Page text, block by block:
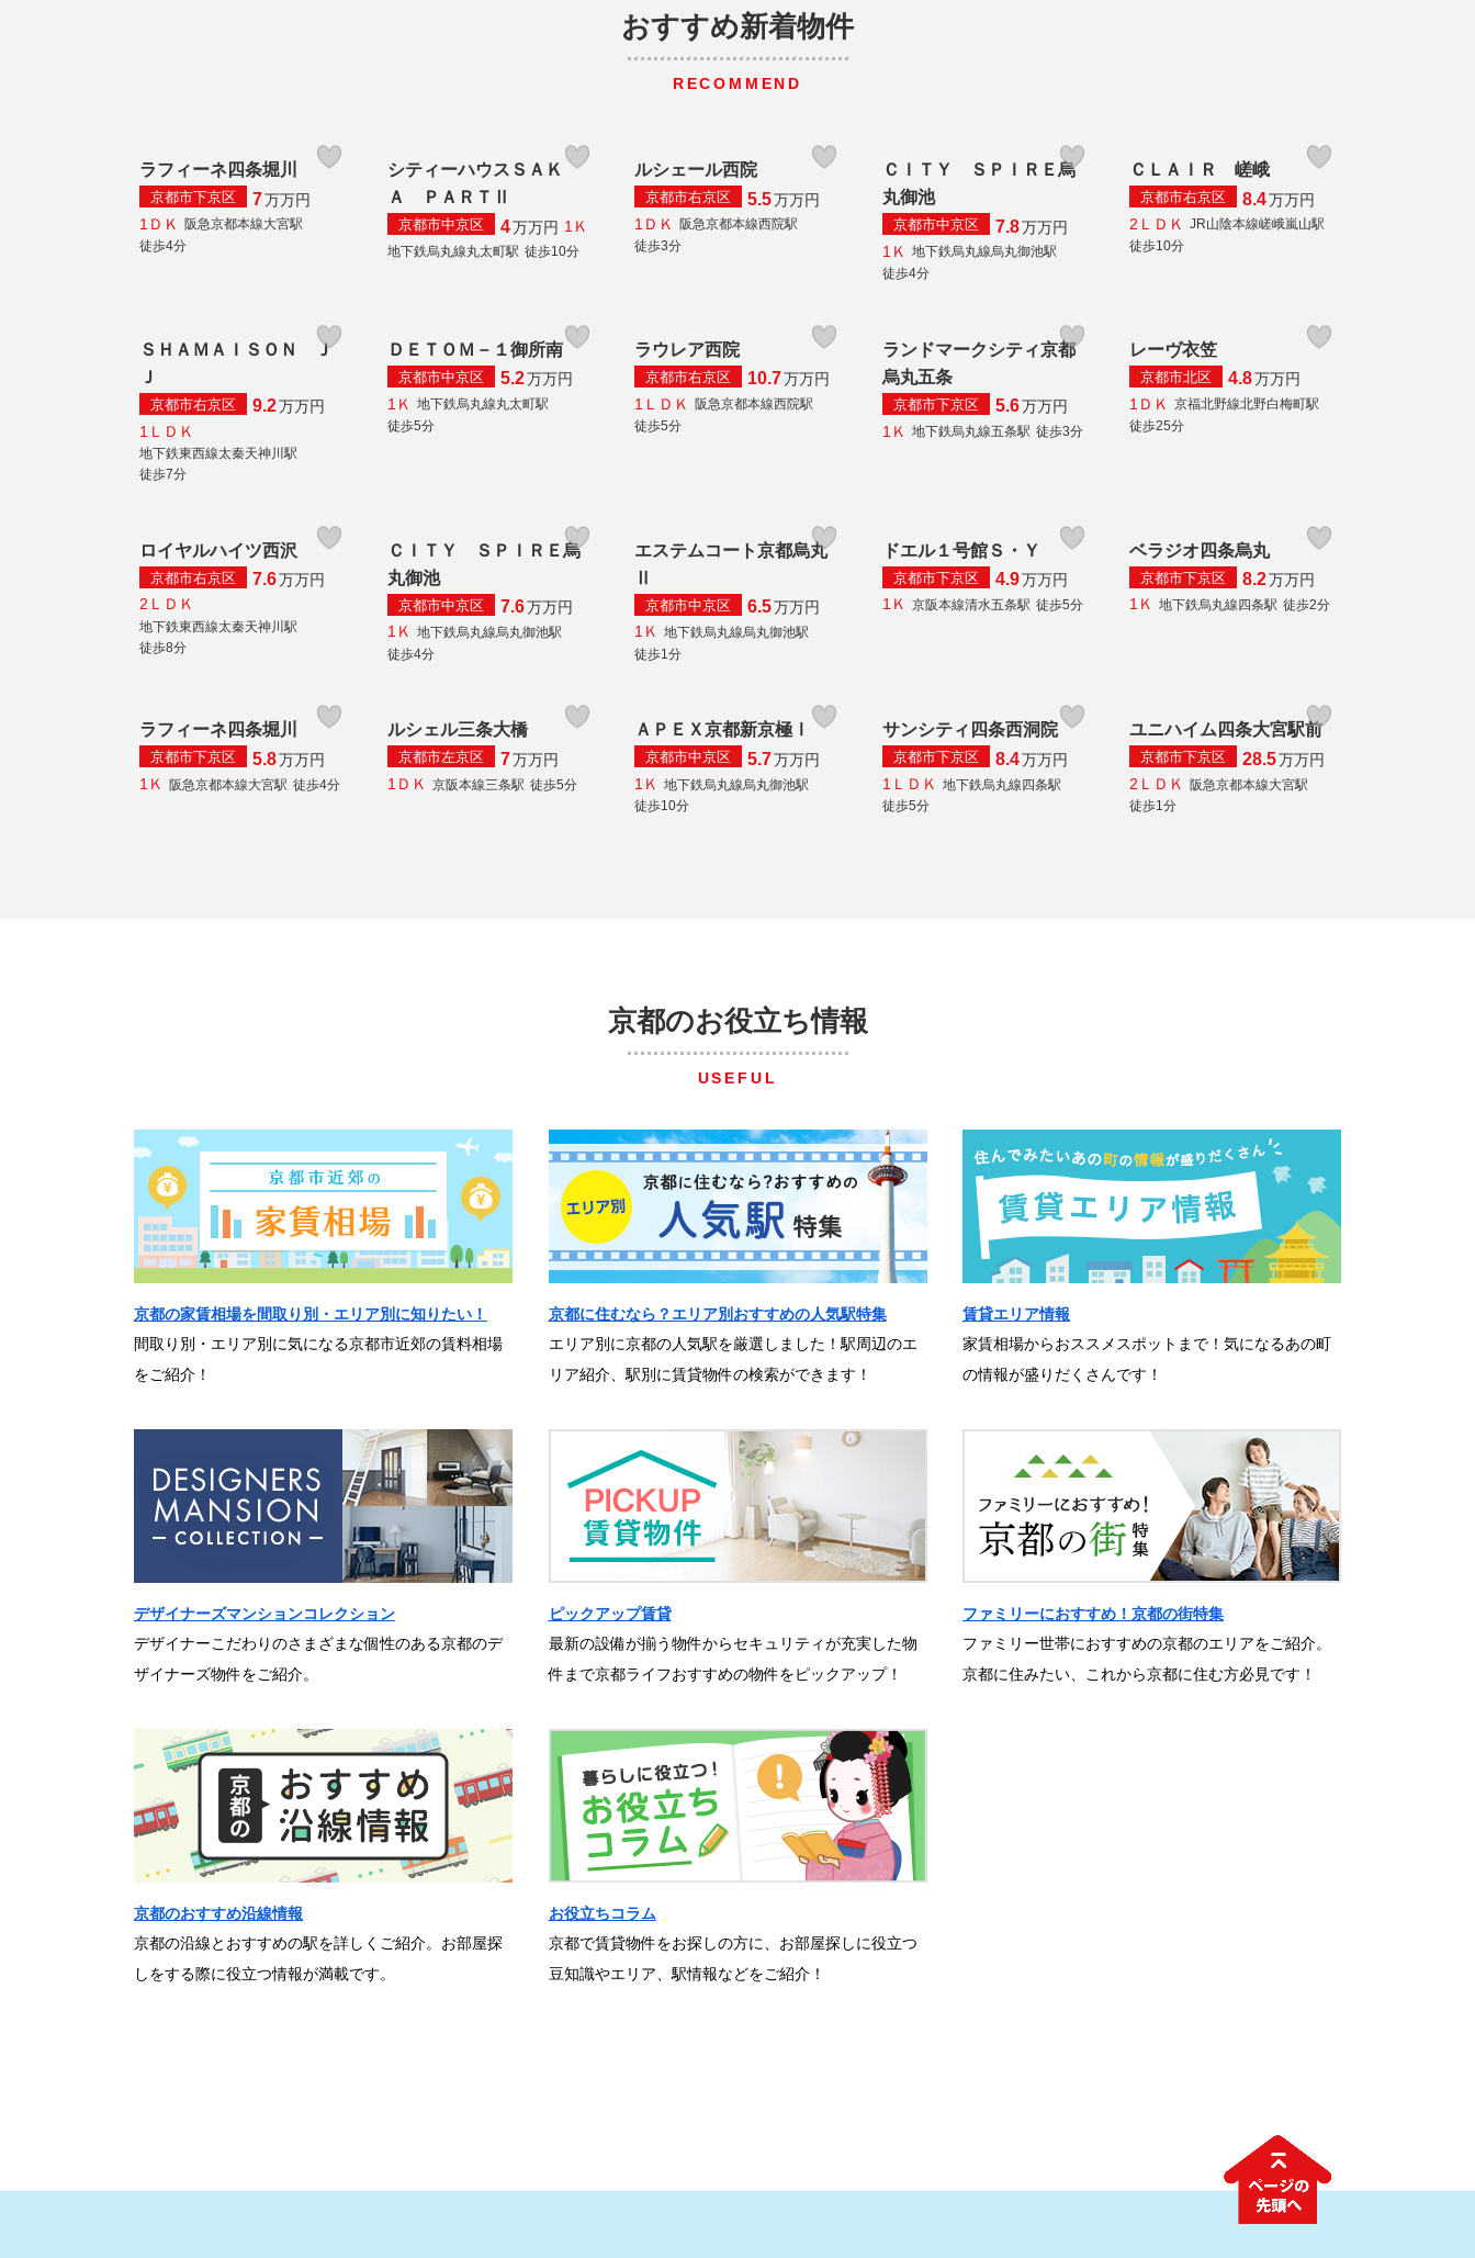
おすすめ新着物件
RECOMMEND
ラフィーネ四条堀川
京都市下京区 7万万円
1ＤＫ
阪急京都本線大宮駅
徒歩4分
シティーハウスＳＡＫ
Ａ ＰＡＲＴⅡ
京都市中京区 4万万円 1Ｋ
地下鉄烏丸線丸太町駅 徒歩10分
ルシェール西院
京都市右京区 5.5万万円
1ＤＫ
阪急京都本線西院駅
徒歩3分
ＣＩＴＹ ＳＰＩＲＥ烏
丸御池
京都市中京区 7.8万万円
1Ｋ
地下鉄烏丸線烏丸御池駅
徒歩4分
ＣＬＡＩＲ 嵯峨
京都市右京区 8.4万万円
2ＬＤＫ
JR山陰本線嵯峨嵐山駅
徒歩10分
ＳＨＡＭＡＩＳＯＮ Ｊ
Ｊ
京都市右京区 9.2万万円
1ＬＤＫ
地下鉄東西線太秦天神川駅
徒歩7分
ＤＥＴＯＭ－１御所南
京都市中京区 5.2万万円
1Ｋ
地下鉄烏丸線丸太町駅
徒歩5分
ラウレア西院
京都市右京区 10.7万万円
1ＬＤＫ
阪急京都本線西院駅
徒歩5分
ランドマークシティ京都
烏丸五条
京都市下京区 5.6万万円
1Ｋ
地下鉄烏丸線五条駅 徒歩3分
レーヴ衣笠
京都市北区 4.8万万円
1ＤＫ
京福北野線北野白梅町駅
徒歩25分
ロイヤルハイツ西沢
京都市右京区 7.6万万円
2ＬＤＫ
地下鉄東西線太秦天神川駅
徒歩8分
ＣＩＴＹ ＳＰＩＲＥ烏
丸御池
京都市中京区 7.6万万円
1Ｋ 地下鉄烏丸線烏丸御池駅
徒歩4分
エステムコート京都烏丸
京都市中京区 6.5万万円
1Ｋ 地下鉄烏丸線烏丸御池駅
徒歩1分
ドエル１号館Ｓ・Ｙ
京都市下京区 4.9万万円
1Ｋ 京阪本線清水五条駅 徒歩5分
ベラジオ四条烏丸
京都市下京区 8.2万万円
1Ｋ 地下鉄烏丸線四条駅 徒歩2分
ラフィーネ四条堀川
京都市下京区 5.8万万円
1Ｋ
阪急京都本線大宮駅 徒歩4分
ルシェル三条大橋
京都市左京区 7万万円
1ＤＫ
京阪本線三条駅 徒歩5分
ＡＰＥＸ京都新京極Ⅰ
京都市中京区 5.7万万円
1Ｋ
地下鉄烏丸線烏丸御池駅
徒歩10分
サンシティ四条西洞院
京都市下京区 8.4万万円
1ＬＤＫ
地下鉄烏丸線四条駅
徒歩5分
ユニハイム四条大宮駅前
京都市下京区 28.5万万円
2ＬＤＫ
阪急京都本線大宮駅
徒歩1分
京都のお役立ち情報
USEFUL
京都の家賃相場を間取り別・エリア別に知りたい！
間取り別・エリア別に気になる京都市近郊の賃料相場
をご紹介！
京都に住むなら？エリア別おすすめの人気駅特集
エリア別に京都の人気駅を厳選しました！駅周辺のエ
リア紹介、駅別に賃貸物件の検索ができます！
賃貸エリア情報
家賃相場からおススメスポットまで！気になるあの町
の情報が盛りだくさんです！
デザイナーズマンションコレクション
デザイナーこだわりのさまざまな個性のある京都のデ
ザイナーズ物件をご紹介。
ピックアップ賃貸
最新の設備が揃う物件からセキュリティが充実した物
件まで京都ライフおすすめの物件をピックアップ！
ファミリーにおすすめ！京都の街特集
ファミリー世帯におすすめの京都のエリアをご紹介。
京都に住みたい、これから京都に住む方必見です！
京都のおすすめ沿線情報
京都の沿線とおすすめの駅を詳しくご紹介。お部屋探
しをする際に役立つ情報が満載です。
お役立ちコラム
京都で賃貸物件をお探しの方に、お部屋探しに役立つ
豆知識やエリア、駅情報などをご紹介！